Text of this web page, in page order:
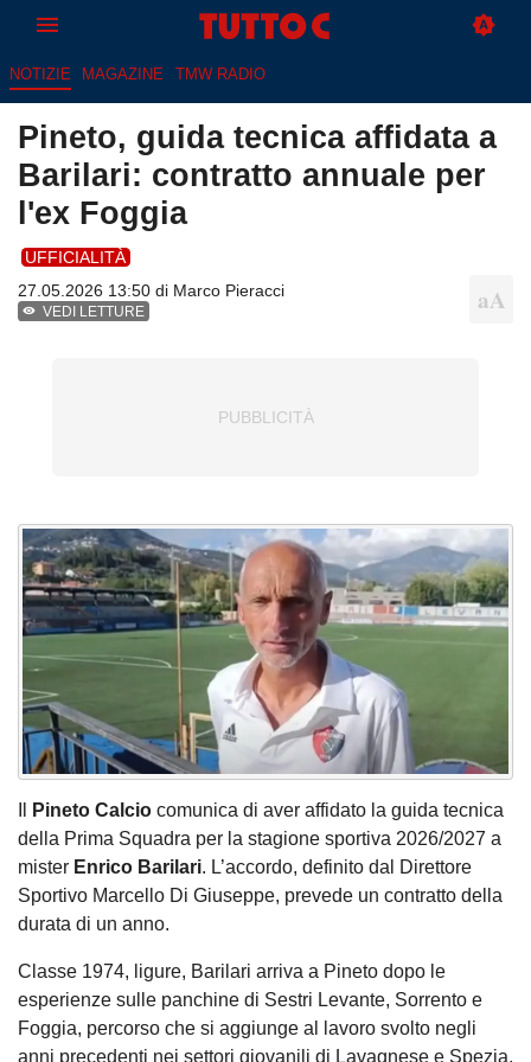
NOTIZIE MAGAZINE TMW RADIO
Pineto, guida tecnica affidata a
Barilari: contratto annuale per
l'ex Foggia
UFFICIALITÀ
27.05.2026 13:50 di Marco Pieracci
VEDI LETTURE
Pineto Calcio comunica di aver affidato la guida tecnica
della Prima Squadra per la stagione sportiva 2026/2027 a
mister Enrico Barilari. L’accordo, definito dal Direttore
Sportivo Marcello Di Giuseppe, prevede un contratto della
durata di un anno.
Classe 1974, ligure, Barilari arriva a Pineto dopo le
esperienze sulle panchine di Sestri Levante, Sorrento e
Foggia, percorso che si aggiunge al lavoro svolto negli
anni precedenti nei settori giovanili di Lavagnese e Spezia,